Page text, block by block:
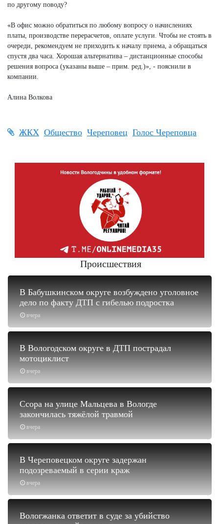
по другому поводу?
«В офис можно обратиться по любому вопросу о начислениях
платы, производстве перерасчетов, оплате услуги. Чтобы не стоять в
очереди, рекомендуем не приходить к началу приема, а обращаться
спустя два часа. Хорошая альтернатива – дистанционные способы
решения вопроса (указаны выше – прим. ред.)», - пояснили в
компании.
Алина Волкова
ЖКХ Общество Череповец Голос Череповца
Происшествия
вчера
В Бабушкинском округе возбуждено уголовное
дело по факту ДТП с гибелью подростка
вчера
В Вологодском округе в ДТП пострадал
мотоциклист
вчера
Ссора на улице Мальцева в Вологде
закончилась тяжёлой травмой
вчера
В Череповецком округе задержан
подозреваемый в серии краж
Вологжанка ответит в суде за убийство